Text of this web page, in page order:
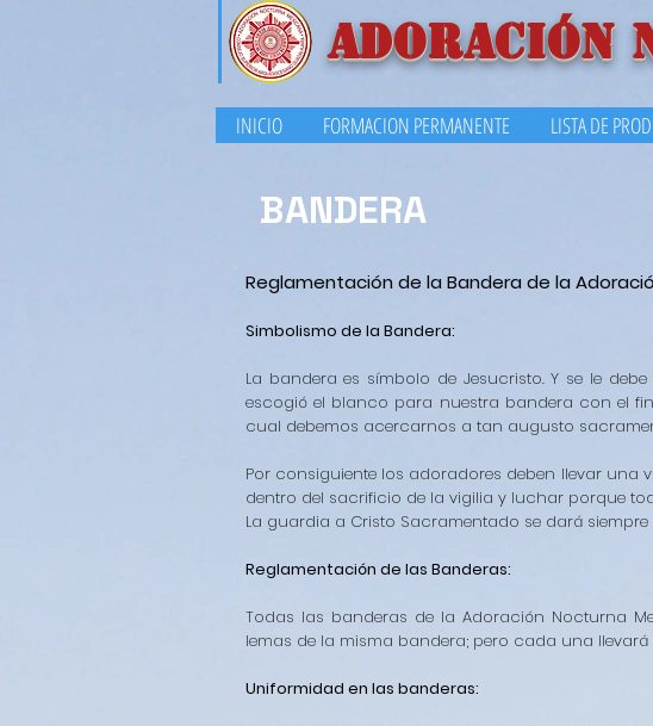
ADORACIÓN
INICIO FORMACION PERMANENTE LISTA DE
BANDERA
Reglamentación de la Bandera de la
Simbolismo de la Bandera:
La bandera es símbolo de Jesucristo. Y se le
escogió el blanco para nuestra bandera con el
cual debemos acercarnos a tan augusto
Por consiguiente los adoradores deben llevar
dentro del sacrificio de la vigilia y luchar porque
La guardia a Cristo Sacramentado se dará
Reglamentación de las Banderas:
Todas las banderas de la Adoración Nocturna
lemas de la misma bandera; pero cada una
Uniformidad en las banderas: